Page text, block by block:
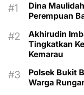
Dina
Perempuan
Akhirudin
Tingkatkan
Kemarau
Polsek Bukit
Warga